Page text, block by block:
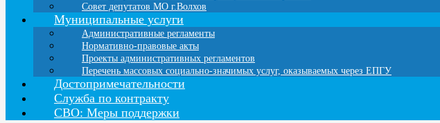
Совет депутатов МО г.Волхов
Муниципальные услуги
Административные регламенты
Нормативно-правовые акты
Проекты административных регламентов
Перечень массовых социально-значимых услуг, оказываемых через ЕПГУ
Достопримечательности
Служба по контракту
СВО: Меры поддержки